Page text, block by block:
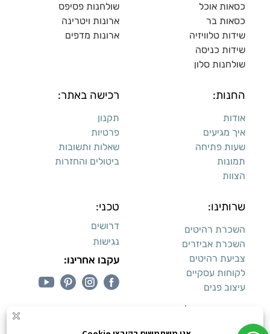
כסאות אוכל
כסאות בר
שידות טלוויזיה
שידות כניסה
שולחנות סלון
שולחנות פסיפס
ארונות ויטרינה
ארונות מדפים
החנות:
אודות
איך מגיעים
שעות פתיחה
תמונות
הצוות
רכישה באתר:
תקנון
פרטיות
שאלות ותשובות
ביטולים והחזרות
שרותינו:
השכרת רהיטים
השכרת אביזרים
צביעת רהיטים
לקוחות עסקיים
עיצוב פנים
עיצוב דירות למכירה:
טכני:
דרושים
נגישות
עקבו אחרינו: